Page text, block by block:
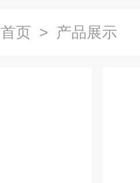
首页 > 产品展示